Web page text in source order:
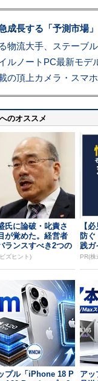
成長する「予測市場
のオススメ
氏に論破・叱責さ
が覚めた。経営者
ランスすべき2つの
ズヒント)
【
防
践ガ
PR(株
プル「iPhone 18 P
アッ